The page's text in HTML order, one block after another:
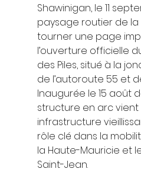
Shawinigan, le 11
paysage routier de
tourner une page
l’ouverture officielle
des Piles, situé à la
de l’autoroute 55 et
Inaugurée le 15 août
structure en arc
infrastructure
rôle clé dans la
la Haute-Mauricie et
Saint-Jean.